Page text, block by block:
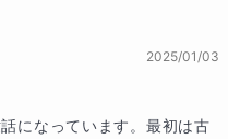
2025/01/03
になっています。最初は古